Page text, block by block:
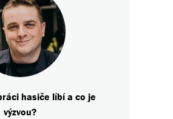
hasiče líbí a co je
výzvou?